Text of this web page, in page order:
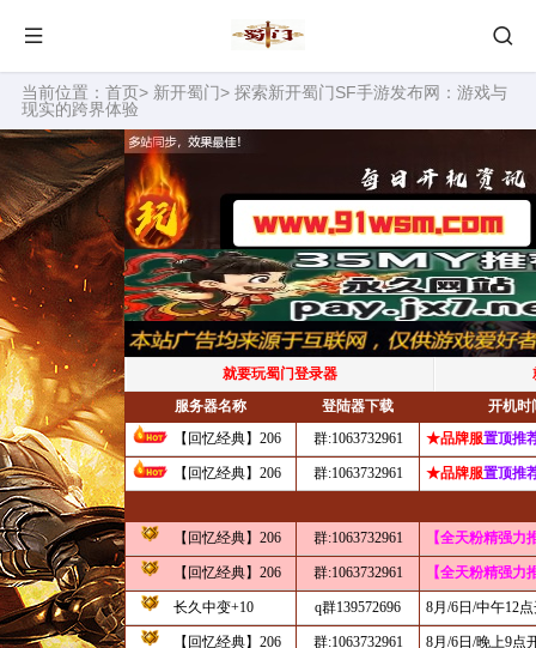
当前位置： 首页> 新开蜀门> 探索新开蜀门SF手游发布网：游戏与
现实的跨界体验